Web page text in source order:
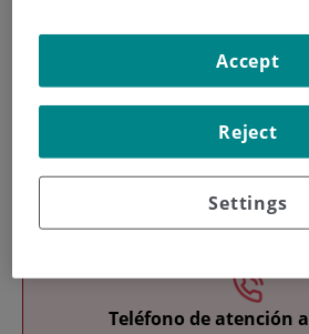
Teléfono de atención
Settings
Reject
Accept